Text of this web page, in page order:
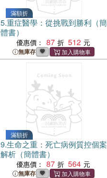
滿額折
5.重症醫學：從挑戰到勝利（簡
體書）
優惠價： 87 512
無庫存
滿額折
9.生命之重：死亡病例質控個案
解析（簡體書）
優惠價： 87 564
無庫存